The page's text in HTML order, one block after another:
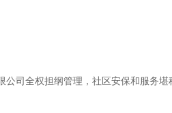
司全权担纲管理，社区安保和服务堪